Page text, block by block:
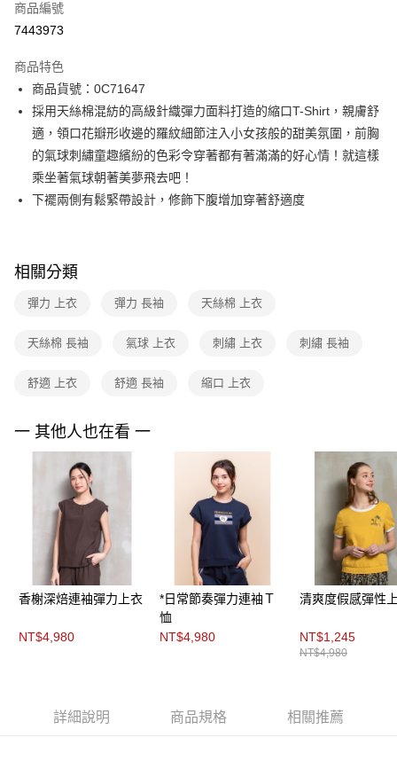
信用卡分期付款
合作金庫商業銀行
華南商業銀行
上海商業儲蓄銀行
台北富邦商業銀行
國泰世華商業銀行
兆豐國際商業銀行
臺灣中小企業銀行
台中商業銀行
匯豐（台灣）商業銀行
聯邦商業銀行
元大商業銀行
永豐商業銀行
台灣樂天信用卡公司
LINE Pay
Apple Pay
街口支付
AFTEE先享後付
相關說明
１．簡單：不需註冊會員、不需綁卡、不需儲值。
３．安心：先確認商品／服務後，再付款。
１．於結帳方式選擇「AFTEE先享後付」後，將跳轉至「AFTEE先享後付」
２．訂單成立數日內，您將收到繳費通知簡訊。
※ 請注意：結帳手續完成當下不需立刻繳費，但若您需要取消訂單，請聯絡
後付繳納相關費用。
※ 交易是否成功請以「AFTEE先享後付 」之結帳頁面顯示為準，若有關於
是否繳費成功／繳費後需取消欲退款等相關疑問，請聯繫「AFTEE先享後付
客戶支援中心」
https://netprotections.freshdesk.com/support/home
【注意事項】
１．透過由恩沛科技股份有限公司提供之「AFTEE先享後付」服務完成之交
易，需依本服務之必要範圍內提供個人資料，並將交易相關給付款項請求債
權轉讓予恩沛科技股份有限公司。
２．關於個人資料處理事宜，請瀏覽以下網址：
https://aftee.tw/terms/#terms3
３．未成年的使用者請事先徵得法定代理人或監護人之同意方可使用
「AFTEE先享後付」，若未經同意申辦者引起之損失，本公司不負相關責
請求用戶進行身份認證。
運送方式
付款後全家FamilyMart取貨
每筆NT$90，滿NT$3,600(含以上)免運費
黑貓宅配
離島宅配 (蘭嶼恕不配送)
每筆NT$200，滿NT$8,000(含以上)免運費
付款後門市自取
免運費
商品編號
7443973
商品特色
商品貨號：0C71647
採用天絲棉混紡的高級針織彈力面料打造的縮口T-Shirt，親膚舒
適，領口花瓣形收邊的羅紋細節注入小女孩般的甜美氛圍，前胸
的氣球刺繡童趣繽紛的色彩令穿著都有著滿滿的好心情！就這樣
乘坐著氣球朝著美夢飛去吧！
下襬兩側有鬆緊帶設計，修飾下腹增加穿著舒適度
相關分類
彈力 上衣 彈力 長袖 天絲棉 上衣
天絲棉 長袖 氣球 上衣 刺繡 上衣 刺繡 長袖
舒適 上衣 舒適 長袖 縮口 上衣
一 其他人也在看 一
香榭深焙連袖彈力上衣
NT$4,980
*日常節奏彈力連袖Ｔ
恤
NT$4,980
清爽度假感彈性
NT$1,245
NT$4,980
詳細說明 商品規格 相關推薦